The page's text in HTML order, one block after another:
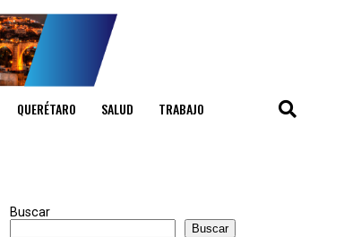
QUERÉTARO SALUD TRABAJO
Buscar
Buscar